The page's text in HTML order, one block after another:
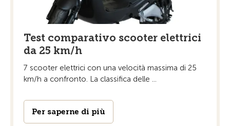
Test comparativo scooter elettrici
da 25 km/h
7 scooter elettrici con una velocità massima di 25
km/h a confronto. La classifica delle ...
Per saperne di più